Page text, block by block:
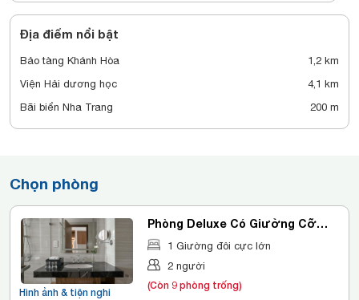
Địa điểm nổi bật
Bảo tàng Khánh Hòa
1,2 km
Viện Hải dương học
4,1 km
Bãi biển Nha Trang
200 m
Chọn phòng
Hình ảnh & tiện nghi
Phòng Deluxe Có Giường Cỡ
King Nhìn Ra Thành Phố
1 Giường đôi cực lớn
2 người
(Còn 9 phòng trống)